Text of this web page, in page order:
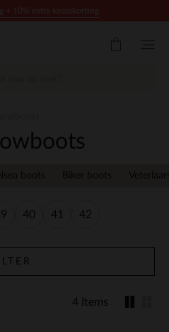
boots Biker boots
40 41 42
4 Items